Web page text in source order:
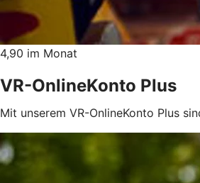
4,90 im Monat
VR-OnlineKonto Plus
Mit unserem VR-OnlineKonto Plus